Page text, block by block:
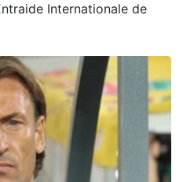
Internationale de